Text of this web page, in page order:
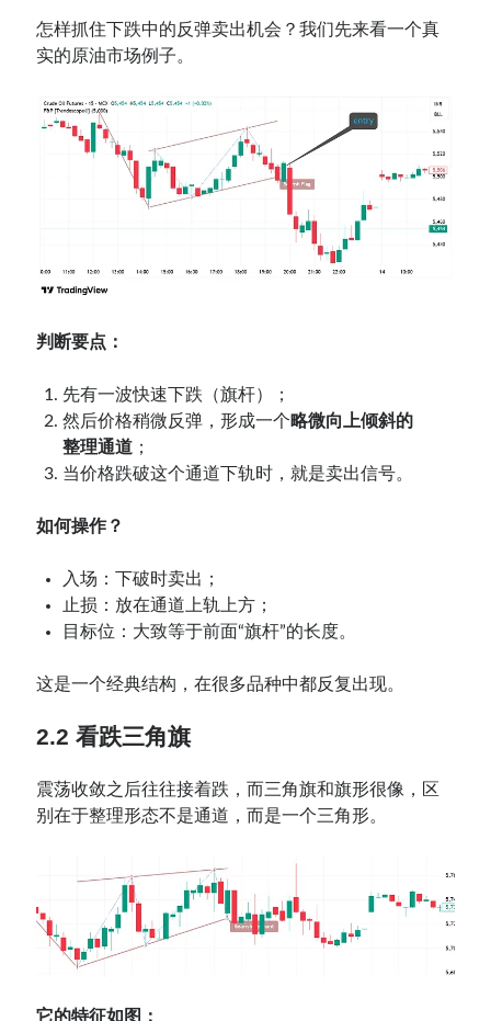
怎样抓住下跌中的反弹卖出机会？我们先来看一个真
实的原油市场例子。
判断要点：
先有一波快速下跌（旗杆）；
然后价格稍微反弹，形成一个略微向上倾斜的
整理通道 ；
当价格跌破这个通道下轨时，就是卖出信号。
如何操作？
入场：下破时卖出；
止损：放在通道上轨上方；
目标位：大致等于前面“旗杆”的长度。
这是一个经典结构，在很多品种中都反复出现。
2.2 看跌三角旗
震荡收敛之后往往接着跌，而三角旗和旗形很像，区
别在于整理形态不是通道，而是一个三角形。
它的特征如图：